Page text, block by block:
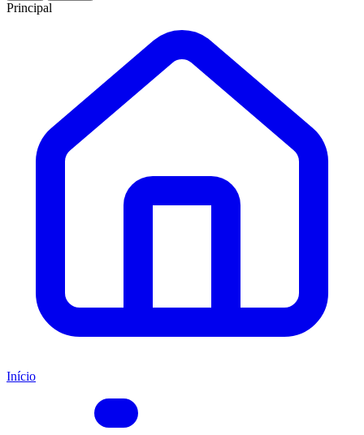
Principal
Início